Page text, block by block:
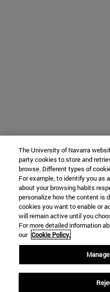
The University of Navarra
party cookies to store and
browse. Different types of
For example, to identify you as
about your browsing habits
personalize how the content is
cookies you want to enable or
will remain active until you
For more detailed information
our Cookie Policy.